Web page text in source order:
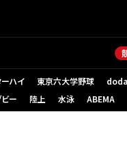
ーハイ 東京六大学野球 （新
ー 陸上 水泳 ABEMA